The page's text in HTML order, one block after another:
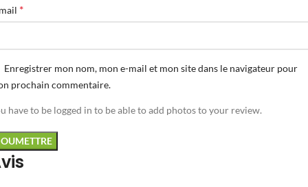
*
Enregistrer mon nom, mon e-mail et mon site dans le navigateur pour
prochain commentaire.
have to be logged in to be able to add photos to your review.